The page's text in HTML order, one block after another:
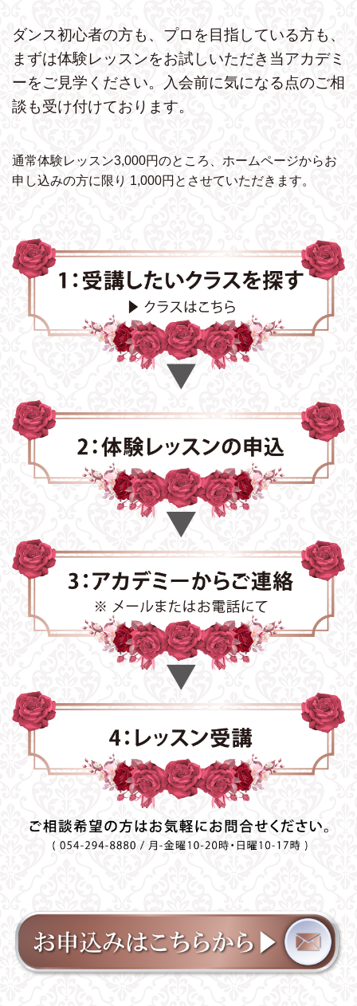
ダンス初心者の方も、プロを目指している方も、
まずは体験レッスンをお試しいただき 当アカデミ
ーをご見学ください。
入会前に気になる点のご相
談も受け付けております。
通常体験レッスン3,000円のところ、ホームページからお
申し込みの方に限り 1,000円とさせていただきます。